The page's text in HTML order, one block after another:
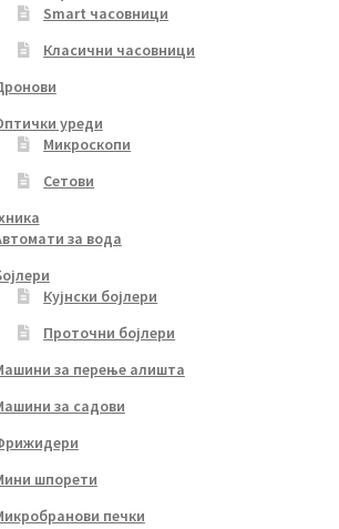
Smart часовници
Класични часовници
уреди
Микроскопи
Сетови
за вода
Кујнски бојлери
Проточни бојлери
за перење алишта
за садови
шпорети
печки